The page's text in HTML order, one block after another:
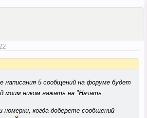
написания 5 сообщений на форуме будет
моим ником нажать на "Начать
когда доберете сообщений -